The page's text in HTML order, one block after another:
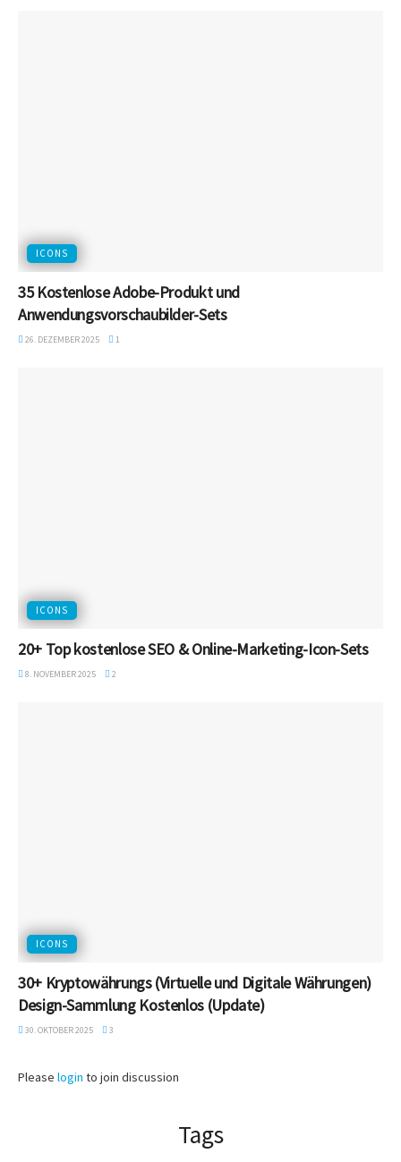
ICONS
35 Kostenlose Adobe-Produkt und
Anwendungsvorschaubilder-Sets
26. DEZEMBER 2025 1
ICONS
20+ Top kostenlose SEO & Online-Marketing-Icon-Sets
8. NOVEMBER 2025 2
ICONS
30+ Kryptowährungs (Virtuelle und Digitale Währungen)
Design-Sammlung Kostenlos (Update)
30. OKTOBER 2025 3
Please login to join discussion
Tags